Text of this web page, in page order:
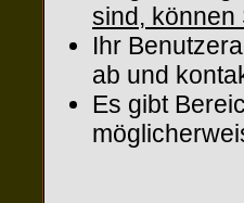
sind, können
Ihr
ab und
Es gibt